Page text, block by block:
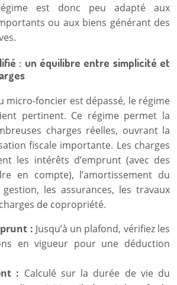
est donc peu adapté aux
ou aux biens générant des
: un équilibre entre simplicité et
micro-foncier est dépassé, le régime
pertinent. Ce régime permet la
charges réelles, ouvrant la
fiscale importante. Les charges
les intérêts d’emprunt (avec des
en compte), l’amortissement du
les assurances, les travaux
de copropriété.
: Jusqu’à un plafond, vérifiez les
en vigueur pour une déduction
: Calculé sur la durée de vie du